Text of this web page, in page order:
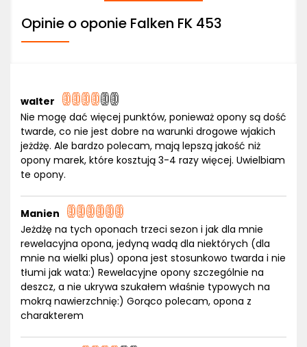
Opinie o oponie Falken FK 453
walter
Nie mogę dać więcej punktów, ponieważ opony są dość
twarde, co nie jest dobre na warunki drogowe wjakich
jeżdżę. Ale bardzo polecam, mają lepszą jakość niż
opony marek, które kosztują 3-4 razy więcej. Uwielbiam
te opony.
Manien
Jeżdżę na tych oponach trzeci sezon i jak dla mnie
rewelacyjna opona, jedyną wadą dla niektórych (dla
mnie na wielki plus) opona jest stosunkowo twarda i nie
tłumi jak wata:) Rewelacyjne opony szczególnie na
deszcz, a nie ukrywa szukałem właśnie typowych na
mokrą nawierzchnię:) Gorąco polecam, opona z
charakterem